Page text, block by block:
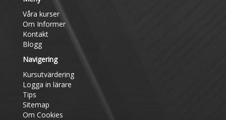
Våra kurser
Om Informer
Kontakt
Blogg
Navigering
Kursutvärdering
Logga in lärare
Tips
Sitemap
Om Cookies